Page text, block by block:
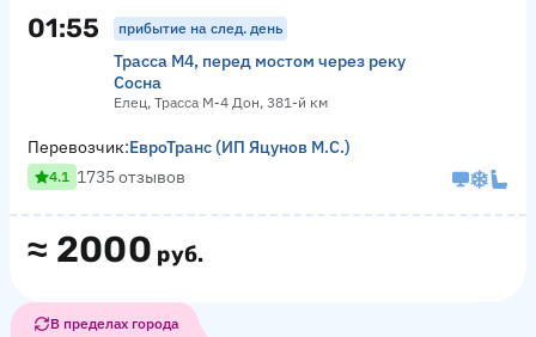
01:55 прибытие на след. день
Трасса М4, перед мостом через реку
Сосна
Елец, Трасса М-4 Дон, 381-й км
≈ 2000 руб.
Перевозчик:ЕвроТранс (ИП Яцунов М.С.)
4.1 1735 отзывов
В пределах города